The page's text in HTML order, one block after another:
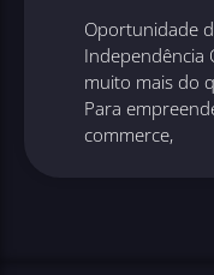
Oportunidade
Independência
muito mais do
Para
commerce,